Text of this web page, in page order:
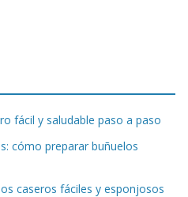
fácil y saludable paso a paso
cómo preparar buñuelos
caseros fáciles y esponjosos